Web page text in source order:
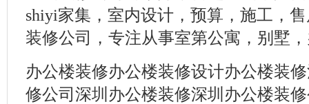
shiyi家集，室内设计，预算，施工，
装修公司，专注从事室第公寓，别墅
办公楼装修办公楼装修设计办公楼装
修公司深圳办公楼装修深圳办公楼装